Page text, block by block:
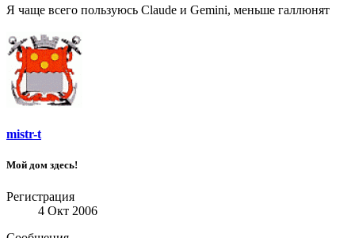
Я чаще всего пользуюсь Claude и Gemini, меньше галлюнят
mistr-t
Мой дом здесь!
Регистрация
4 Окт 2006